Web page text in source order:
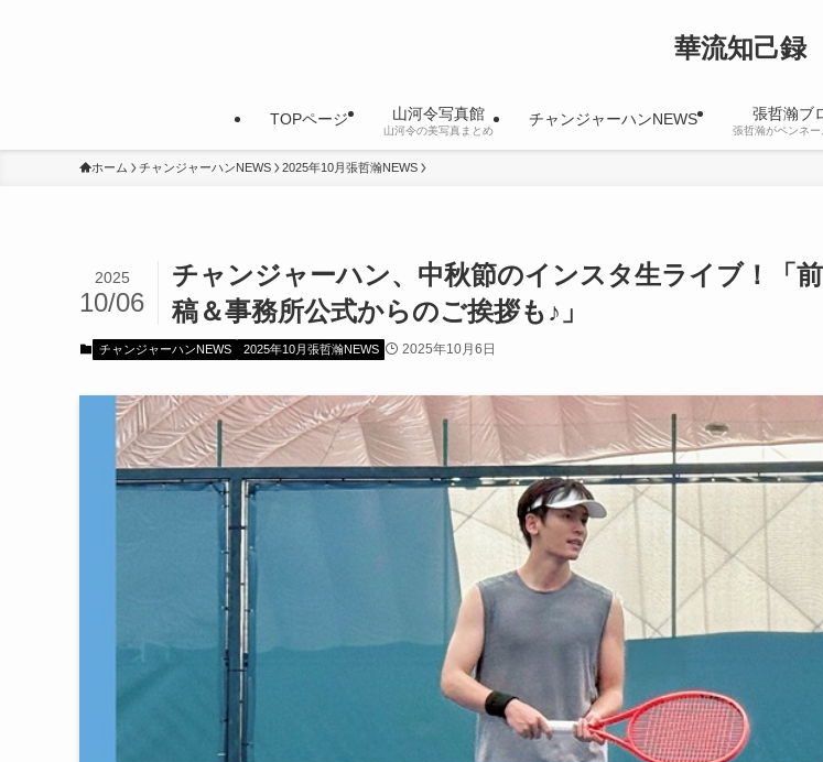
華流知己録
TOPページ 山河令写真館
山河令の美写真まとめ
チャンジャーハンNEWS 張哲瀚ブ
張哲瀚がペンネ
ホーム チャンジャーハンNEWS 2025年10月張哲瀚NEWS
チャンジャーハン、中秋節のインスタ生ライブ！「
稿＆事務所公式からのご挨拶も♪」
2025
10/06
チャンジャーハンNEWS 2025年10月張哲瀚NEWS 2025年10月6日